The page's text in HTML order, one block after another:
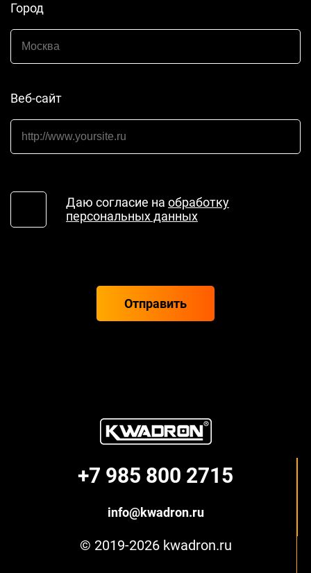
Город
Веб-сайт
Даю согласие на обработку
персональных данных
Отправить
+7 985 800 2715
info@kwadron.ru
© 2019-2026 kwadron.ru